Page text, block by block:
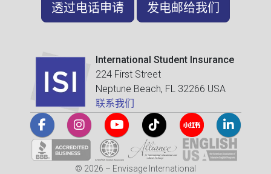
透过电话申请 发电邮给我们
International Student Insurance
224 First Street
Neptune Beach, FL 32266 USA
联系我们
© 2026 – Envisage International